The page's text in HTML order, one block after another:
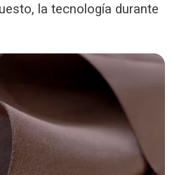
la tecnología durante